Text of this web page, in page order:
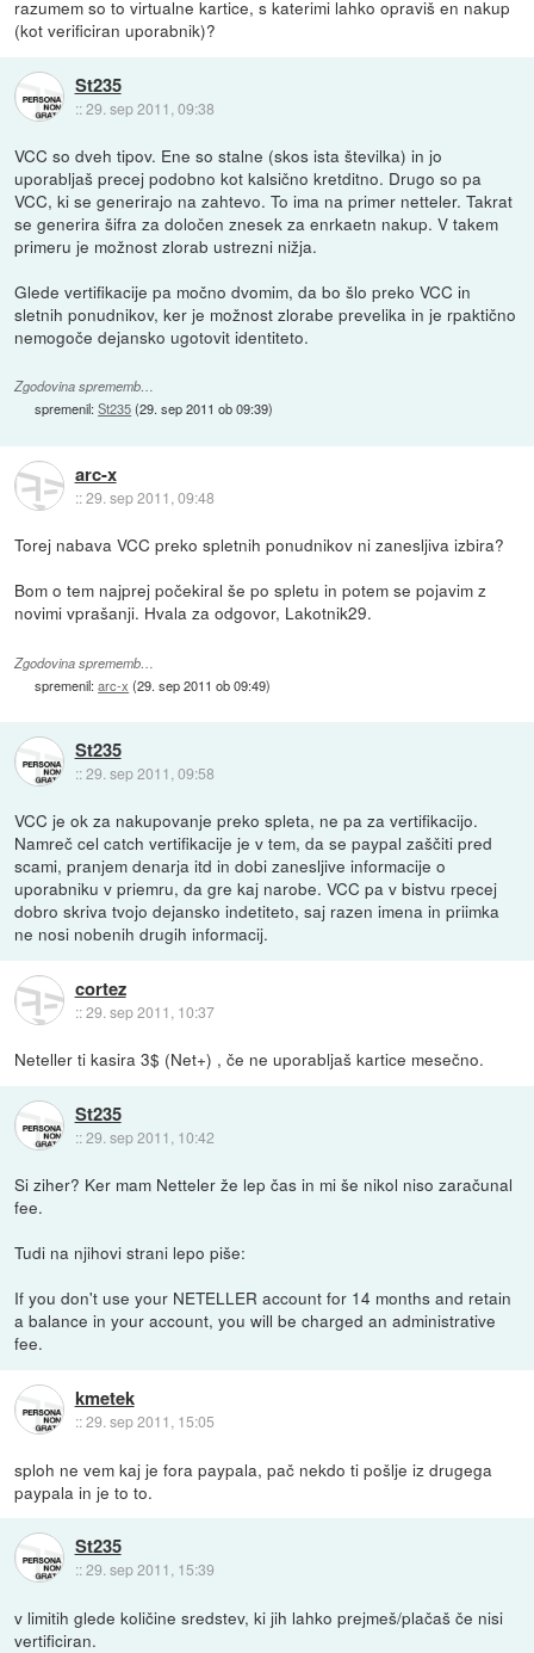
razumem so to virtualne kartice, s katerimi lahko opraviš en nakup
(kot verificiran uporabnik)?
St235
::29. sep 2011, 09:38
VCC so dveh tipov. Ene so stalne (skos ista številka) in jo
uporabljaš precej podobno kot kalsično kretditno. Drugo so pa
VCC, ki se generirajo na zahtevo. To ima na primer netteler. Takrat
se generira šifra za določen znesek za enrkaetn nakup. V takem
primeru je možnost zlorab ustrezni nižja.
Glede vertifikacije pa močno dvomim, da bo šlo preko VCC in
sletnih ponudnikov, ker je možnost zlorabe prevelika in je rpaktično
nemogoče dejansko ugotovit identiteto.
Zgodovina sprememb…
spremenil:St235(29. sep 2011 ob 09:39)
arc-x
::29. sep 2011, 09:48
Torej nabava VCC preko spletnih ponudnikov ni zanesljiva izbira?
Bom o tem najprej počekiral še po spletu in potem se pojavim z
novimi vprašanji. Hvala za odgovor, Lakotnik29.
Zgodovina sprememb…
spremenil:arc-x (29. sep 2011 ob 09:49)
St235
::29. sep 2011, 09:58
VCC je ok za nakupovanje preko spleta, ne pa za vertifikacijo.
Namreč cel catch vertifikacije je v tem, da se paypal zaščiti pred
scami, pranjem denarja itd in dobi zanesljive informacije o
uporabniku v priemru, da gre kaj narobe. VCC pa v bistvu rpecej
dobro skriva tvojo dejansko indetiteto, saj razen imena in priimka
ne nosi nobenih drugih informacij.
cortez
::29. sep 2011, 10:37
Neteller ti kasira 3$ (Net+) , če ne uporabljaš kartice mesečno.
St235
::29. sep 2011, 10:42
Si ziher? Ker mam Netteler že lep čas in mi še nikol niso zaračunal
fee.
Tudi na njihovi strani lepo piše:
If you don't use your NETELLER account for 14 months and retain
a balance in your account, you will be charged an administrative
fee.
kmetek
::29. sep 2011, 15:05
sploh ne vem kaj je fora paypala, pač nekdo ti pošlje iz drugega
paypala in je to to.
St235
::29. sep 2011, 15:39
v limitih glede količine sredstev, ki jih lahko prejmeš/plačaš če nisi
vertificiran.